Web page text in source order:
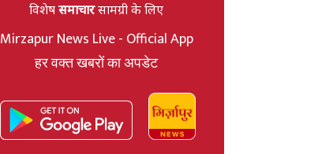
विशेषसमाचारसामग्री के लिए
Mirzapur News Live - Official App
हर वक्त खबरों का अपडेट